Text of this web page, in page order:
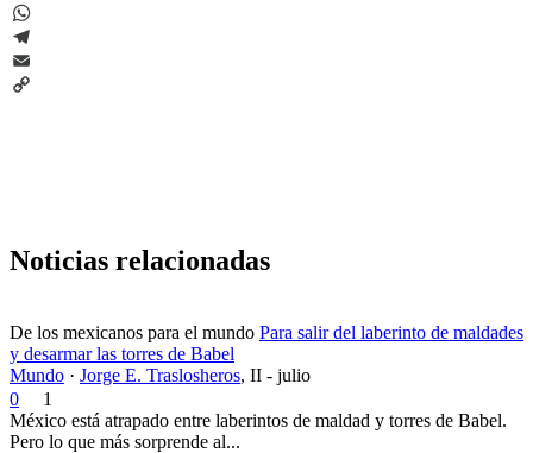
LinkedIn
WhatsApp
Telegram
Email
Noticias relacionadas
De los mexicanos para el mundo Para salir del laberinto de maldades
y desarmar las torres de Babel
Mundo · Jorge E. Traslosheros, II - julio
0
1
México está atrapado entre laberintos de maldad y torres de Babel.
Pero lo que más sorprende al...